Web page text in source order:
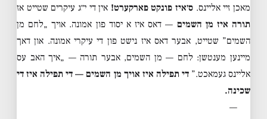
מאכן זיי אליינס. ס׳איז פונקט פארקערט! אין די י״ג עיקרים שטייט אז
תורה איז מן השמים — דאס איז א יסוד פון אמונה. אויך „לחם מן
השמים” שטייט, אבער דאס איז נישט פון די עיקרי אמונה. און דאך
מיינען מענטשן: לחם — מן השמים, אבער תורה — „איך האב עס
אליינס געמאכט.”די תפילה איז אויך מן השמים — די תפילה איז די
שכינה.
—